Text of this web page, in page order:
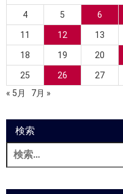
4 5 6
11 12 13
18 19 20
25 26 27
« 5月
7月 »
検索